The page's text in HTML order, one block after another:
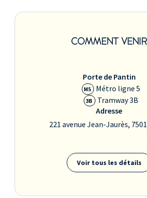
COMMENT VENIR
Porte de Pantin
M5 Métro ligne 5
3B
Tramway 3B
Adresse
221 avenue Jean-Jaurès,
Voir tous les détails